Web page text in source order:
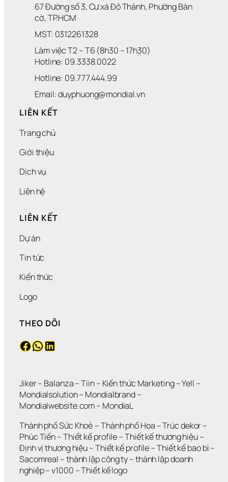
67 Đường số 3, Cư xá Đô Thành, Phường Bàn
cờ, TP.HCM
MST: 0312261328
Làm việc T2 – T6 (8h30 – 17h30)
Hotline: 09.3338.0022
Hotline: 09.777.444.99
Email: duyphuong@mondial.vn
LIÊN KẾT
Trang chủ
Giới thiệu
Dịch vụ
Liên hệ
LIÊN KẾT
Dự án
Tin tức
Kiến thức
Logo
THEO DÕI
Facebook WhatsApp LinkedIn
Jiker – Balanza – Tiin – Kiến thức Marketing – Yell
Mondialsolution – Mondialbrand
Mondialwebsite.com – MondiaL
Thành phố Sức Khoẻ – Thành phố Hoa – Trúc dekor
Phúc Tiến – Thiết kế profile – Thiết kế thương hiệu
Định vị thương hiệu – Thiết kế profile – Thiết kế bao bì
Sacomreal – thành lập công ty – thành lập doanh
nghiệp – v1000 – Thiết kế logo